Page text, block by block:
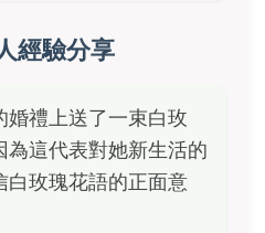
經驗分享
婚禮上送了一束白玫
為這代表對她新生活的
白玫瑰花語的正面意